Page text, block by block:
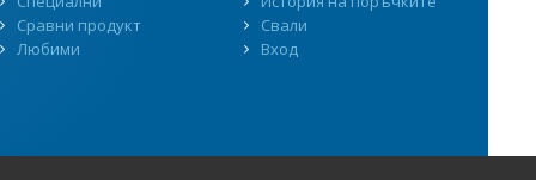
Сравни продукт
Любими
Свали
Вход